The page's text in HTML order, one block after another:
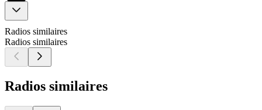
Radios similaires
Radios similaires
Radios similaires